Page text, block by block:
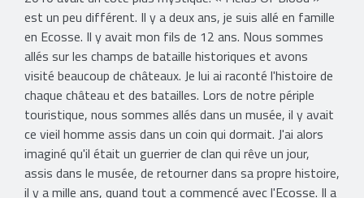
est un peu différent. Il y a deux ans, je suis allé en famille
en Ecosse. Il y avait mon fils de 12 ans. Nous sommes
allés sur les champs de bataille historiques et avons
visité beaucoup de châteaux. Je lui ai raconté l'histoire de
chaque château et des batailles. Lors de notre périple
touristique, nous sommes allés dans un musée, il y avait
ce vieil homme assis dans un coin qui dormait. J'ai alors
imaginé qu'il était un guerrier de clan qui rêve un jour,
assis dans le musée, de retourner dans sa propre histoire,
il y a mille ans, quand tout a commencé avec l'Ecosse. Il a